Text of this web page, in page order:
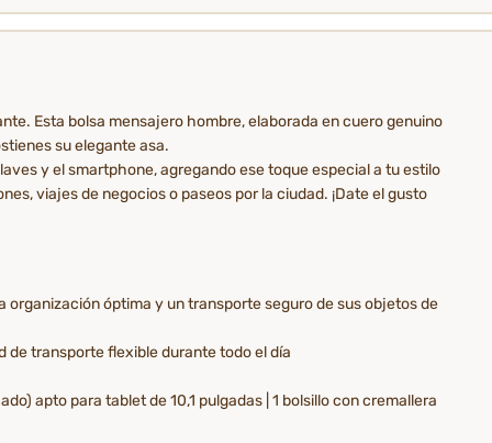
Esta bolsa mensajero hombre, elaborada en cuero genuino
su elegante asa.
y el smartphone, agregando ese toque especial a tu estilo
viajes de negocios o paseos por la ciudad. ¡Date el gusto
óptima y un transporte seguro de sus objetos de
de transporte flexible durante todo el día
apto para tablet de 10,1 pulgadas | 1 bolsillo con cremallera